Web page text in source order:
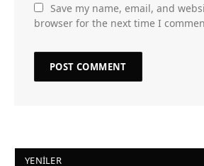
Save my name, email, and
browser for the next time I
YENILER